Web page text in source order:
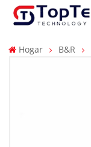
Hogar B&R